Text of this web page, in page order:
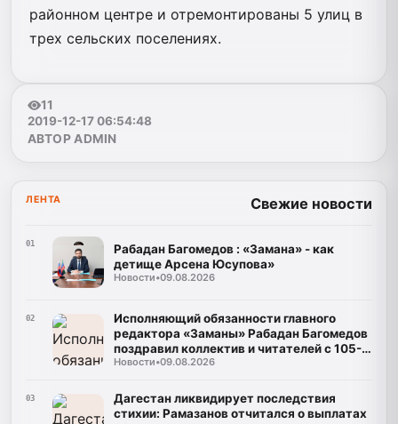
районном центре и отремонтированы 5 улиц в
трех сельских поселениях.
11
2019-12-17 06:54:48
АВТОР ADMIN
ЛЕНТА Свежие новости
01
Рабадан Багомедов : «Замана» - как
детище Арсена Юсупова»
Новости•09.08.2026
02
Исполняющий обязанности главного
редактора «Заманы» Рабадан Багомедов
поздравил коллектив и читателей с 105-
летним юбилеем газеты
Новости•09.08.2026
03
Дагестан ликвидирует последствия
стихии: Рамазанов отчитался о выплатах